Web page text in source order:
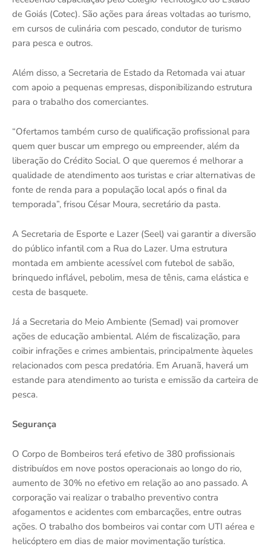
de Goiás (Cotec). São ações para áreas voltadas ao turismo,
em cursos de culinária com pescado, condutor de turismo
para pesca e outros.
Além disso, a Secretaria de Estado da Retomada vai atuar
com apoio a pequenas empresas, disponibilizando estrutura
para o trabalho dos comerciantes.
“Ofertamos também curso de qualificação profissional para
quem quer buscar um emprego ou empreender, além da
liberação do Crédito Social. O que queremos é melhorar a
qualidade de atendimento aos turistas e criar alternativas de
fonte de renda para a população local após o final da
temporada”, frisou César Moura, secretário da pasta.
A Secretaria de Esporte e Lazer (Seel) vai garantir a diversão
do público infantil com a Rua do Lazer. Uma estrutura
montada em ambiente acessível com futebol de sabão,
brinquedo inflável, pebolim, mesa de tênis, cama elástica e
cesta de basquete.
Já a Secretaria do Meio Ambiente (Semad) vai promover
ações de educação ambiental. Além de fiscalização, para
coibir infrações e crimes ambientais, principalmente àqueles
relacionados com pesca predatória. Em Aruanã, haverá um
estande para atendimento ao turista e emissão da carteira de
pesca.
Segurança
O Corpo de Bombeiros terá efetivo de 380 profissionais
distribuídos em nove postos operacionais ao longo do rio,
aumento de 30% no efetivo em relação ao ano passado. A
corporação vai realizar o trabalho preventivo contra
afogamentos e acidentes com embarcações, entre outras
ações. O trabalho dos bombeiros vai contar com UTI aérea e
helicóptero em dias de maior movimentação turística.